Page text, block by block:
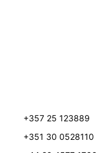
+357 25 123889
+351 30 0528110